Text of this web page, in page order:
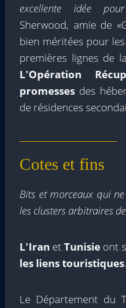
excellente idée
Sherwood, amie de
bien méritées pour
premières lignes de
L'Opération
promesses des
de résidences
Cotes et fins
Bits et morceaux qui
les clusters arbitraires
L'Iran etTunisie ont
les liens touristiques.
Le Département du